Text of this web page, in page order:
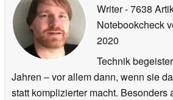
Writer- 7638
Notebookcheck
2020
Technik
Jahren – vor allem dann, wenn sie
statt komplizierter macht. Besonders